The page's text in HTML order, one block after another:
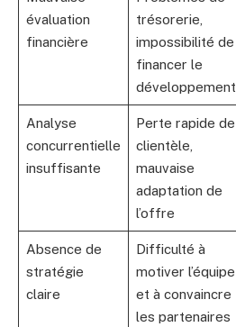
évaluation
financière
trésorerie,
impossibilité de
financer le
développement
Analyse
concurrentielle
insuffisante
Perte rapide de
clientèle,
mauvaise
adaptation de
l’offre
Absence de
stratégie
claire
Difficulté à
motiver l’équipe
et à convaincre
les partenaires